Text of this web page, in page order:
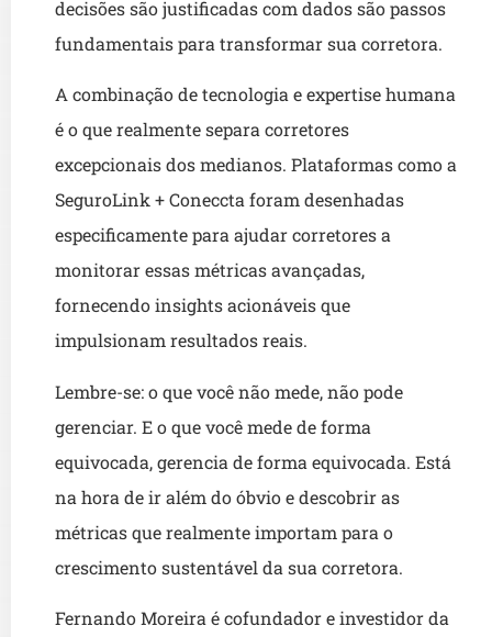
decisões são justificadas com dados são passos
fundamentais para transformar sua corretora.
A combinação de tecnologia e expertise humana
é o que realmente separa corretores
excepcionais dos medianos. Plataformas como a
SeguroLink + Coneccta foram desenhadas
especificamente para ajudar corretores a
monitorar essas métricas avançadas,
fornecendo insights acionáveis que
impulsionam resultados reais.
Lembre-se: o que você não mede, não pode
gerenciar. E o que você mede de forma
equivocada, gerencia de forma equivocada. Está
na hora de ir além do óbvio e descobrir as
métricas que realmente importam para o
crescimento sustentável da sua corretora.
Fernando Moreira é cofundador e investidor da